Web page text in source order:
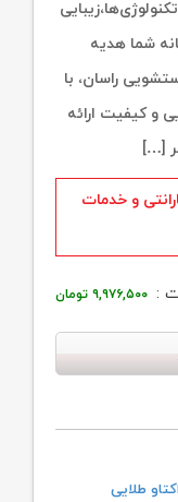
شما هدیه
راسان، با
و کیفیت ارائه
[…]
شامل ۵ سال گارانتی و خدمات
: ۹,۹۷۶,۵۰۰ تومان
طلایی